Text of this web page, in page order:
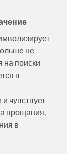
не
на поиски
в
чувствует
прощания,
в